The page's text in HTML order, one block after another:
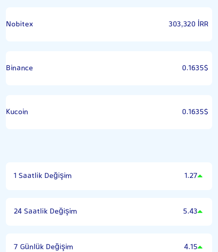
Nobitex 303,320 İRR
Binance 0.1635$
Kucoin 0.1635$
1 Saatlik Değişim 1.27
24 Saatlik Değişim 5.43
7 Günlük Değişim 4.15